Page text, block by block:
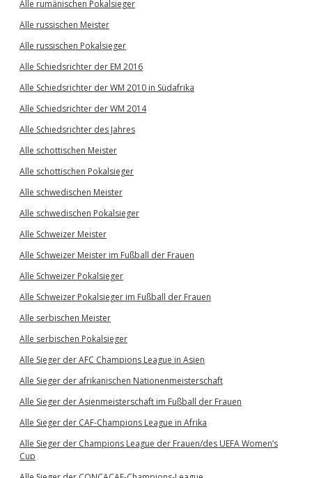
Alle rumänischen Pokalsieger
Alle russischen Meister
Alle russischen Pokalsieger
Alle Schiedsrichter der EM 2016
Alle Schiedsrichter der WM 2010 in Südafrika
Alle Schiedsrichter der WM 2014
Alle Schiedsrichter des Jahres
Alle schottischen Meister
Alle schottischen Pokalsieger
Alle schwedischen Meister
Alle schwedischen Pokalsieger
Alle Schweizer Meister
Alle Schweizer Meister im Fußball der Frauen
Alle Schweizer Pokalsieger
Alle Schweizer Pokalsieger im Fußball der Frauen
Alle serbischen Meister
Alle serbischen Pokalsieger
Alle Sieger der AFC Champions League in Asien
Alle Sieger der afrikanischen Nationenmeisterschaft
Alle Sieger der Asienmeisterschaft im Fußball der Frauen
Alle Sieger der CAF-Champions League in Afrika
Alle Sieger der Champions League der Frauen/des UEFA Women’s
Cup